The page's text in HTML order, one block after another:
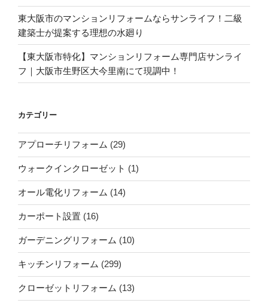
東大阪市のマンションリフォームならサンライフ！二級
建築士が提案する理想の水廻り
【東大阪市特化】マンションリフォーム専門店サンライ
フ｜大阪市生野区大今里南にて現調中！
カテゴリー
アプローチリフォーム (29)
ウォークインクローゼット (1)
オール電化リフォーム (14)
カーポート設置 (16)
ガーデニングリフォーム (10)
キッチンリフォーム (299)
クローゼットリフォーム (13)